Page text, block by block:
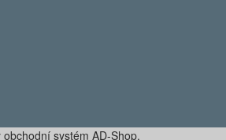
systém AD-Shop.